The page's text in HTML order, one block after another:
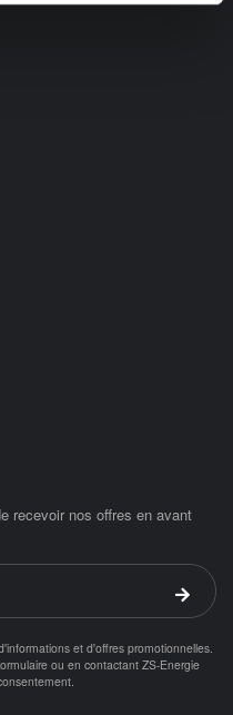
recevoir nos offres en avant
Valider
et d'offres promotionnelles.
ou en contactant ZS-Energie